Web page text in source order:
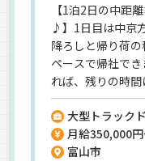
【1泊2日の中距
♪】1日目は中京
降ろしと帰り荷
ペースで帰社で
れば、残りの時
と拘束される働
くとも20時までに
飯を食べること
には年収500万円
大型トラック
月給350,000
富山市